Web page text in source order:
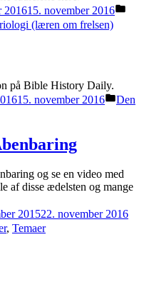
201615. november 2016
(læren om frelsen)
på Bible History Daily.
15. november 2016
Den
og se en video med
af disse ædelsten og mange
201522. november 2016
, Temaer